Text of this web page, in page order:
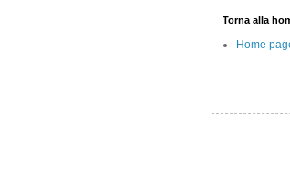
Torna alla
Home